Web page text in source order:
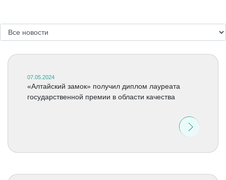
07.05.2024
«Алтайский замок» получил диплом лауреата
государственной премии в области качества